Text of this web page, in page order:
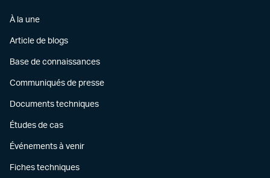
À la une
Article de blogs
Base de connaissances
Communiqués de presse
Documents techniques
Études de cas
Événements à venir
Fiches techniques